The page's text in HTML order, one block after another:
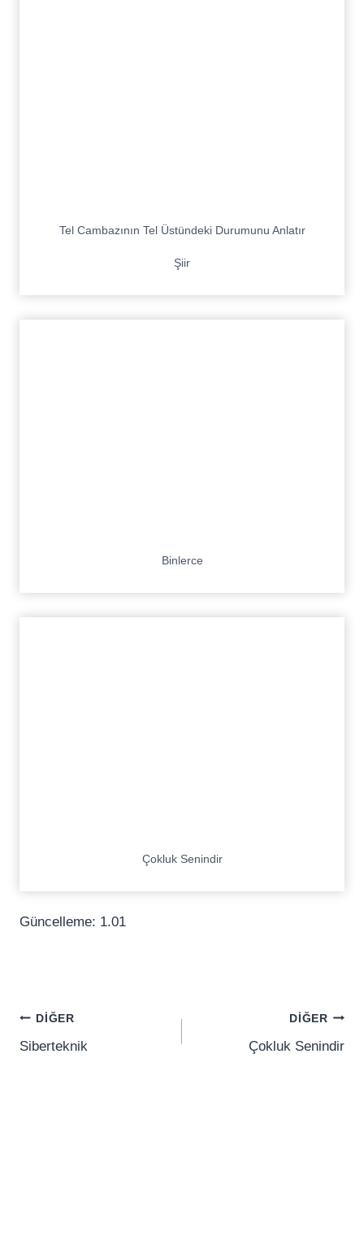
Tel Cambazının Tel Üstündeki Durumunu Anlatır
Şiir
Binlerce
Çokluk Senindir
Güncelleme: 1.01
Yazı
gezinmesi
DIĞER
Siberteknik
DIĞER
Çokluk Senindir